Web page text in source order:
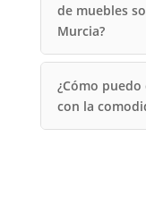
de muebles
Murcia?
¿Cómo
con la